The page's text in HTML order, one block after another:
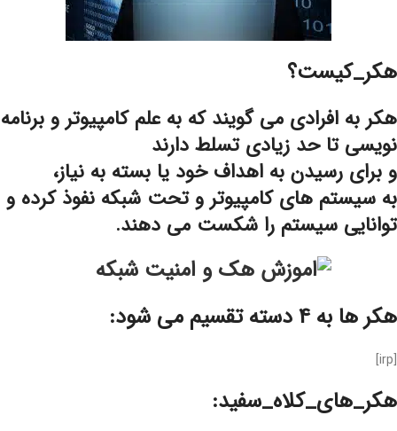
هکر_کیست؟
هکر به افرادی می گویند که به علم کامپیوتر و برنامه
نویسی تا حد زیادی تسلط دارند
و برای رسیدن به اهداف خود یا بسته به نیاز،
به سیستم های کامپیوتر و تحت شبکه نفوذ کرده و
توانایی سیستم را شکست می دهند.
هکر ها به 4 دسته تقسیم می شود:
[irp]
هکر_های_کلاه_سفید: